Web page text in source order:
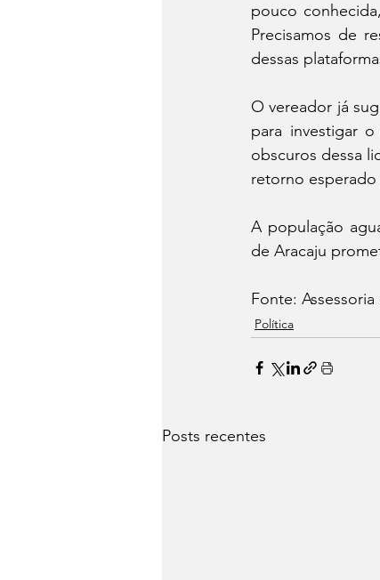
pouco
Precisamos de
dessas
O vereador já
para investigar
obscuros dessa
retorno esperado
A população
de Aracaju
Fonte:
Política
Posts recentes